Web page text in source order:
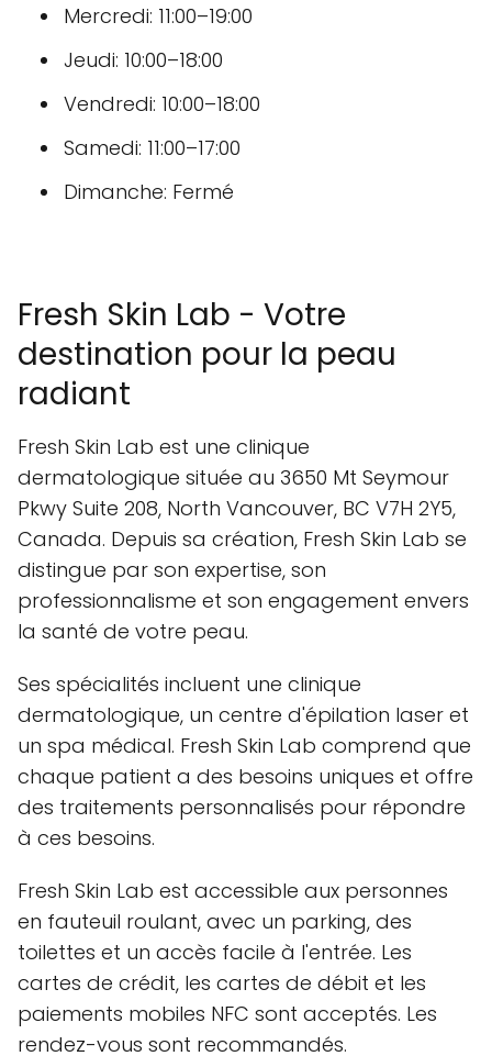
Mercredi: 11:00–19:00
Jeudi: 10:00–18:00
Vendredi: 10:00–18:00
Samedi: 11:00–17:00
Dimanche: Fermé
Fresh Skin Lab - Votre
destination pour la peau
radiant
Fresh Skin Lab est une clinique
dermatologique située au 3650 Mt Seymour
Pkwy Suite 208, North Vancouver, BC V7H 2Y5,
Canada. Depuis sa création, Fresh Skin Lab se
distingue par son expertise, son
professionnalisme et son engagement envers
la santé de votre peau.
Ses spécialités incluent une clinique
dermatologique, un centre d'épilation laser et
un spa médical. Fresh Skin Lab comprend que
chaque patient a des besoins uniques et offre
des traitements personnalisés pour répondre
à ces besoins.
Fresh Skin Lab est accessible aux personnes
en fauteuil roulant, avec un parking, des
toilettes et un accès facile à l'entrée. Les
cartes de crédit, les cartes de débit et les
paiements mobiles NFC sont acceptés. Les
rendez-vous sont recommandés.